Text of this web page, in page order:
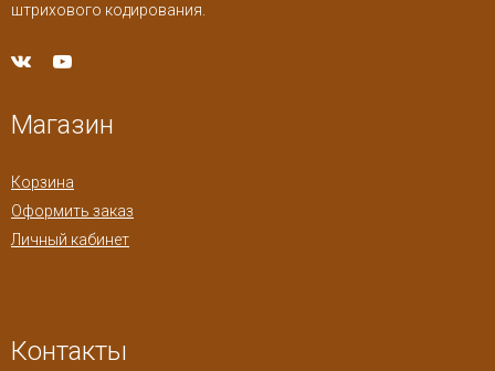
штрихового кодирования.
Магазин
Корзина
Оформить заказ
Личный кабинет
Контакты